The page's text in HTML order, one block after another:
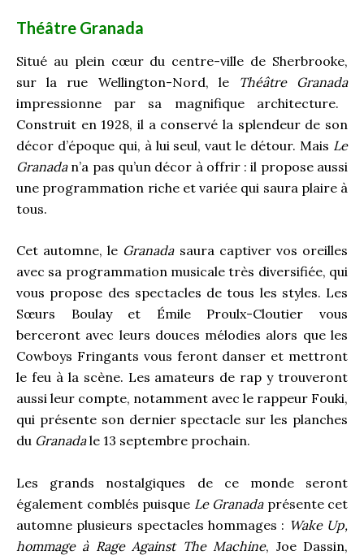
Théâtre Granada
Situé au plein cœur du centre-ville de Sherbrooke,
sur la rue Wellington-Nord, le
Théâtre Granada
impressionne par sa magnifique architecture.
Construit en 1928, il a conservé la splendeur de son
décor d’époque qui, à lui seul, vaut le détour. Mais Le
Granadan’a pas qu’un décor à offrir : il propose aussi
une programmation riche et variée qui saura plaire à
tous.
Cet automne, le Granadasaura captiver vos oreilles
avec sa programmation musicale très diversifiée, qui
vous propose des spectacles de tous les styles. Les
Sœurs Boulay et Émile Proulx-Cloutier vous
berceront avec leurs douces mélodies alors que les
Cowboys Fringants vous feront danser et mettront
le feu à la scène. Les amateurs de rap y trouveront
aussi leur compte, notamment avec le rappeur Fouki,
qui présente son dernier spectacle sur les planches
du Granadale 13 septembre prochain.
Les grands nostalgiques de ce monde seront
également comblés puisque Le Granadaprésente cet
automne plusieurs spectacles hommages : Wake Up,
hommage à Rage Against The Machine, Joe Dassin,